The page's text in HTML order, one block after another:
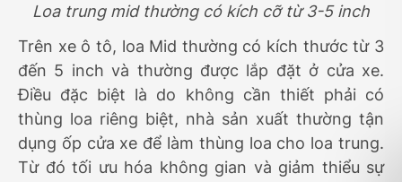
Loa trung mid thường có kích cỡ từ 3-5 inch
Trên xe ô tô, loa Mid thường có kích thước từ 3
đến 5 inch và thường được lắp đặt ở cửa xe.
Điều đặc biệt là do không cần thiết phải có
thùng loa riêng biệt, nhà sản xuất thường tận
dụng ốp cửa xe để làm thùng loa cho loa trung.
Từ đó tối ưu hóa không gian và giảm thiểu sự